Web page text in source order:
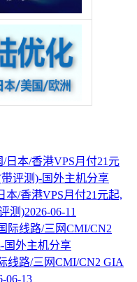
本/香港VPS月付21元起,
测)2026-06-11
线路/三网CMI/CN2 GIA
06-13